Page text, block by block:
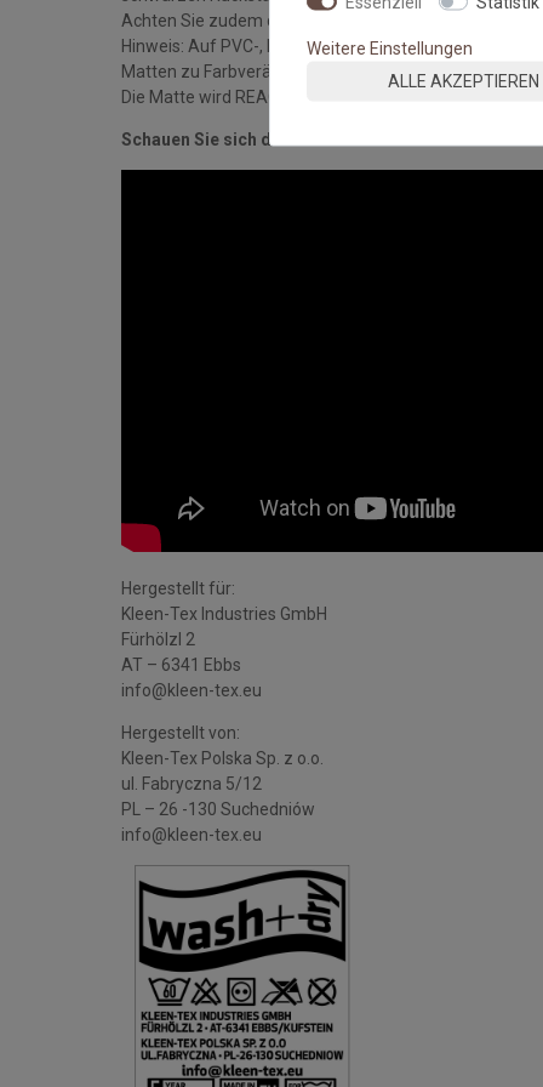
Achten Sie zudem darauf, dass die Matte stets flach
Hinweis: Auf PVC-, Linoleum-, Laminat- und
Matten zu Farbveränderungen der Oberflächen
Die Matte wird REACH-konform und nach DIN ISO
Schauen Sie sich das Video an:
Hergestellt für:
Kleen-Tex Industries GmbH
Fürhölzl 2
AT – 6341 Ebbs
info@kleen-tex.eu
Hergestellt von:
Kleen-Tex Polska Sp. z o.o.
ul. Fabryczna 5/12
PL – 26 -130 Suchedniów
info@kleen-tex.eu
Weitere Einstellungen
ALLE AKZEPTIEREN